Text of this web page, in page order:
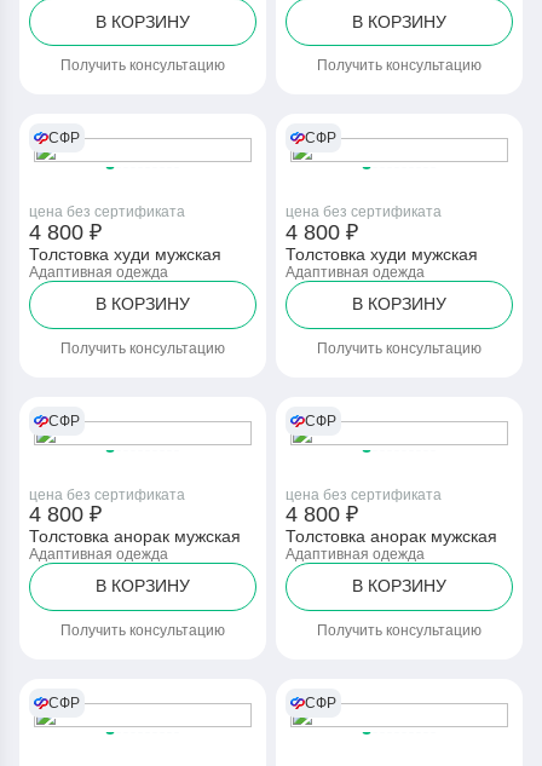
В КОРЗИНУ
Получить консультацию
В КОРЗИНУ
Получить консультацию
СФР
цена без сертификата
4 800 ₽
Толстовка худи мужская
Адаптивная одежда
В КОРЗИНУ
Получить консультацию
СФР
цена без сертификата
4 800 ₽
Толстовка худи мужская
Адаптивная одежда
В КОРЗИНУ
Получить консультацию
СФР
цена без сертификата
4 800 ₽
Толстовка анорак мужская
Адаптивная одежда
В КОРЗИНУ
Получить консультацию
СФР
цена без сертификата
4 800 ₽
Толстовка анорак мужская
Адаптивная одежда
В КОРЗИНУ
Получить консультацию
СФР СФР